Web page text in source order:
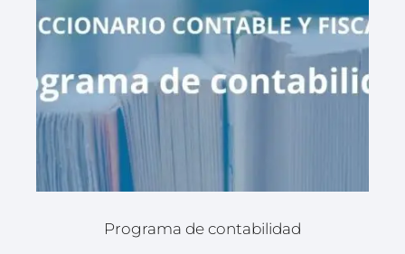
Programa de contabilidad